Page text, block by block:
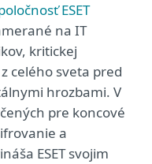
ESET
na IT
kritickej
celého sveta pred
hrozbami. V
pre koncové
a
ESET svojim